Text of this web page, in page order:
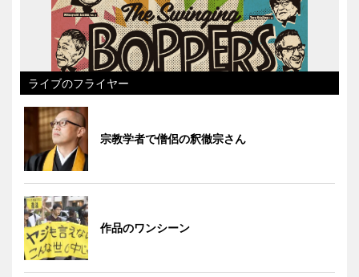
ライブのフライヤー
宗教学者で僧侶の釈徹宗さん
作品のワンシーン